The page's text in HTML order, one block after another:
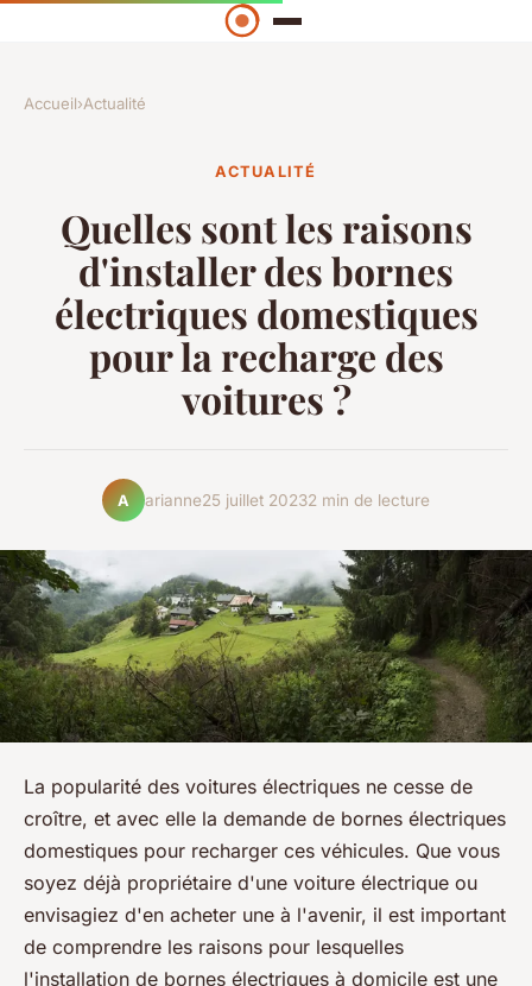
Accueil›Actualité
ACTUALITÉ
Quelles sont les raisons
d'installer des bornes
électriques domestiques
pour la recharge des
voitures ?
A arianne25 juillet 20232 min de lecture
La popularité des voitures électriques ne cesse de
croître, et avec elle la demande de bornes électriques
domestiques pour recharger ces véhicules. Que vous
soyez déjà propriétaire d'une voiture électrique ou
envisagiez d'en acheter une à l'avenir, il est important
de comprendre les raisons pour lesquelles
l'installation de bornes électriques à domicile est une